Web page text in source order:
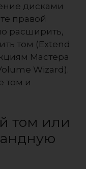
дисками
правой
расширить,
том (Extend
Мастера
Wizard).
том и
том или